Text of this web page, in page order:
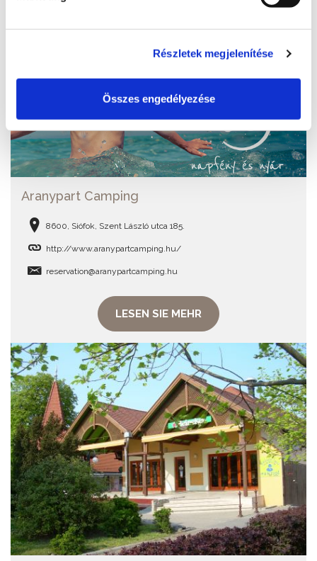
Részletek megjelenítése
Összes engedélyezése
Aranypart Camping
8600, Siófok, Szent László utca 185.
http://www.aranypartcamping.hu/
reservation@aranypartcamping.hu
LESEN SIE MEHR